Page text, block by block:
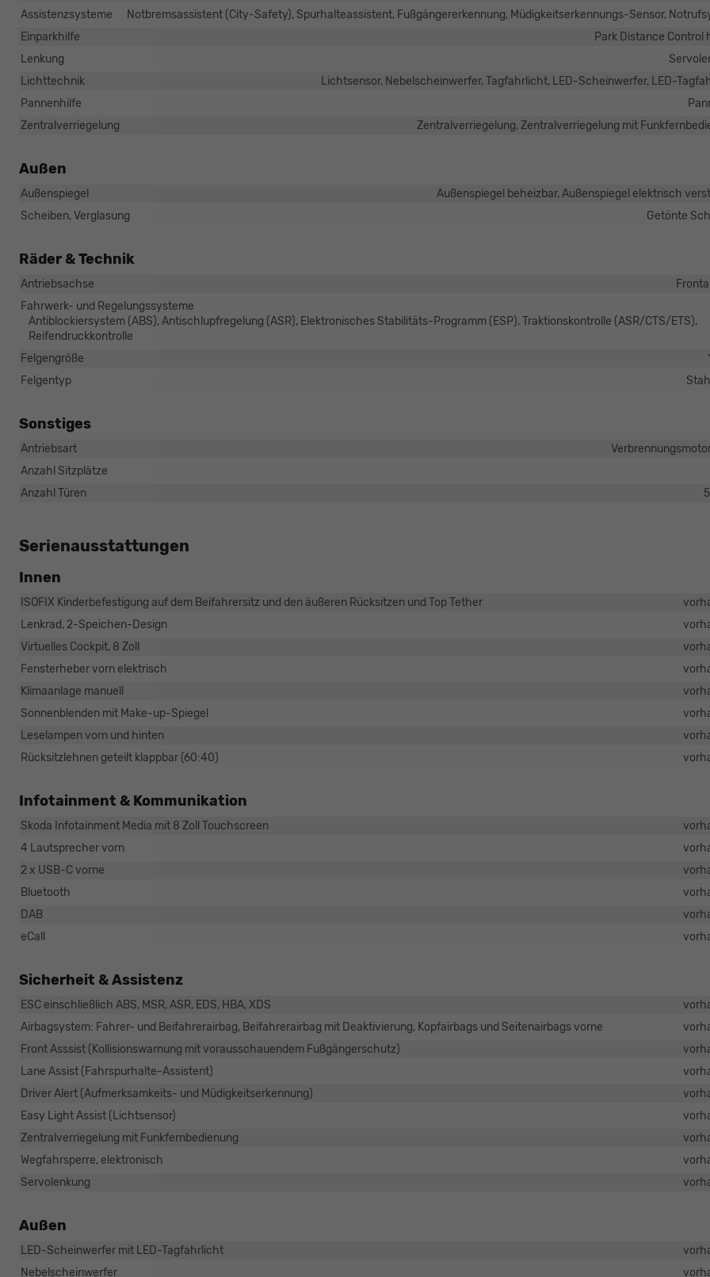
Assistenzsysteme
Notbremsassistent (City-Safety), Spurhalteassistent, Fußgängererkennung, Müdigkeitserkennungs-Sensor,
Einparkhilfe
Park Distance Control
Lenkung
Lichttechnik
Lichtsensor, Nebelscheinwerfer, Tagfahrlicht, LED-Scheinwerfer, LED-
Pannenhilfe
Zentralverriegelung
Zentralverriegelung, Zentralverriegelung mit
Außen
Außenspiegel
Außenspiegel beheizbar, Außenspiegel elektrisch
Scheiben, Verglasung
Getönte
Räder & Technik
Antriebsachse
Fahrwerk- und Regelungssysteme
Antiblockiersystem (ABS), Antischlupfregelung (ASR), Elektronisches Stabilitäts-Programm (ESP), Traktionskontrolle (ASR/CTS/ETS),
Reifendruckkontrolle
Felgengröße
Felgentyp
Sonstiges
Antriebsart
Anzahl Sitzplätze
Anzahl Türen
Serienausstattungen
Innen
ISOFIX Kinderbefestigung auf dem Beifahrersitz und den äußeren Rücksitzen und Top Tether
Lenkrad, 2-Speichen-Design
Virtuelles Cockpit, 8 Zoll
Fensterheber vorn elektrisch
Klimaanlage manuell
Sonnenblenden mit Make-up-Spiegel
Leselampen vorn und hinten
Rücksitzlehnen geteilt klappbar (60:40)
Infotainment & Kommunikation
Skoda Infotainment Media mit 8 Zoll Touchscreen
4 Lautsprecher vorn
2 x USB-C vorne
Bluetooth
DAB
eCall
Sicherheit & Assistenz
ESC einschließlich ABS, MSR, ASR, EDS, HBA, XDS
Airbagsystem: Fahrer- und Beifahrerairbag, Beifahrerairbag mit Deaktivierung, Kopfairbags und Seitenairbags vorne
Front Asssist (Kollisionswarnung mit vorausschauendem Fußgängerschutz)
Lane Assist (Fahrspurhalte-Assistent)
Driver Alert (Aufmerksamkeits- und Müdigkeitserkennung)
Easy Light Assist (Lichtsensor)
Zentralverriegelung mit Funkfernbedienung
Wegfahrsperre, elektronisch
Servolenkung
Außen
LED-Scheinwerfer mit LED-Tagfahrlicht
Nebelscheinwerfer